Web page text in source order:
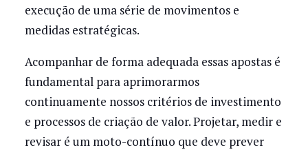
execução de uma série de movimentos e
medidas estratégicas.
Acompanhar de forma adequada essas apostas é
fundamental para aprimorarmos
continuamente nossos critérios de investimento
e processos de criação de valor. Projetar, medir e
revisar é um moto-contínuo que deve prever